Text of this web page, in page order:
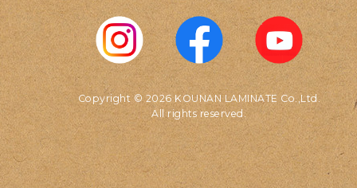
Copyright © 2026 KOUNAN LAMINATE Co.,Ltd.
All rights reserved.